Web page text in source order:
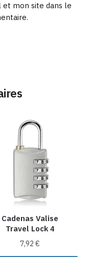
mon site dans le
Cadenas Valise
Travel Lock 4
7,92€